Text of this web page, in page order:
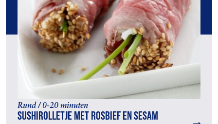
Rund / 0-20 minuten
Sushirolletje met rosbief en sesam